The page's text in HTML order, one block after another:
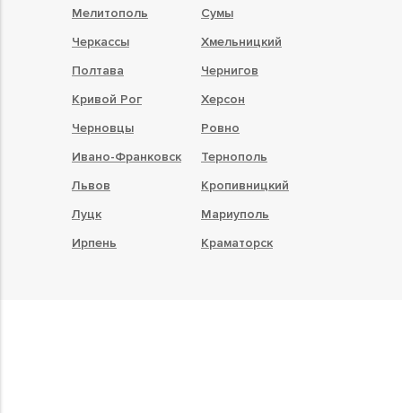
Мелитополь
Сумы
Черкассы
Хмельницкий
Полтава
Чернигов
Кривой Рог
Херсон
Черновцы
Ровно
Ивано-Франковск
Тернополь
Львов
Кропивницкий
Луцк
Мариуполь
Ирпень
Краматорск